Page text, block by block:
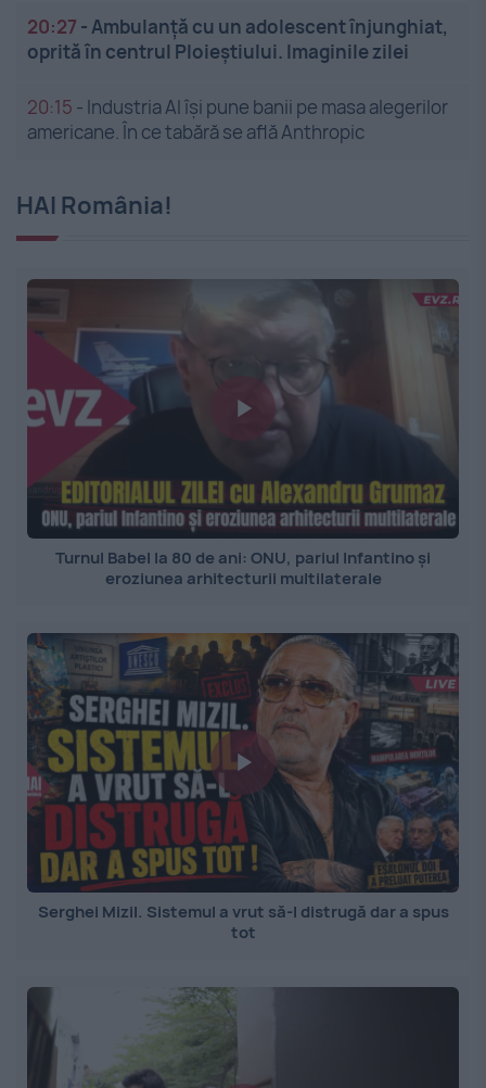
20:27 -Ambulanță cu un adolescent înjunghiat,
oprită în centrul Ploieștiului. Imaginile zilei
20:15 - Industria AI își pune banii pe masa alegerilor
americane. În ce tabără se află Anthropic
HAI România!
Turnul Babel la 80 de ani: ONU, pariul Infantino și
eroziunea arhitecturii multilaterale
Serghei Mizil. Sistemul a vrut să-l distrugă dar a spus
tot